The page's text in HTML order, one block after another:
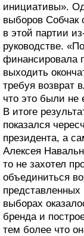
инициативы».
выборов Собчак
в этой партии
руководстве.
финансировала
выходить
требуя возврат
что это были не
В итоге
показался
президента, а
Алексея
то не захотел
объединиться
выборах
бренда и
тем более что